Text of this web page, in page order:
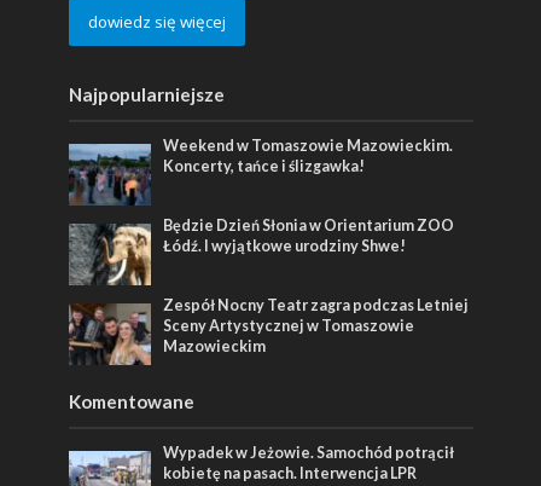
dowiedz się więcej
Najpopularniejsze
Weekend w Tomaszowie Mazowieckim.
Koncerty, tańce i ślizgawka!
Będzie Dzień Słonia w Orientarium ZOO
Łódź. I wyjątkowe urodziny Shwe!
Zespół Nocny Teatr zagra podczas Letniej
Sceny Artystycznej w Tomaszowie
Mazowieckim
Komentowane
Wypadek w Jeżowie. Samochód potrącił
kobietę na pasach. Interwencja LPR